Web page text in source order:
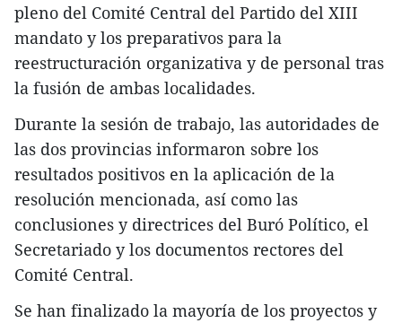
pleno del Comité Central del Partido del XIII
mandato y los preparativos para la
reestructuración organizativa y de personal tras
la fusión de ambas localidades.
Durante la sesión de trabajo, las autoridades de
las dos provincias informaron sobre los
resultados positivos en la aplicación de la
resolución mencionada, así como las
conclusiones y directrices del Buró Político, el
Secretariado y los documentos rectores del
Comité Central.
Se han finalizado la mayoría de los proyectos y